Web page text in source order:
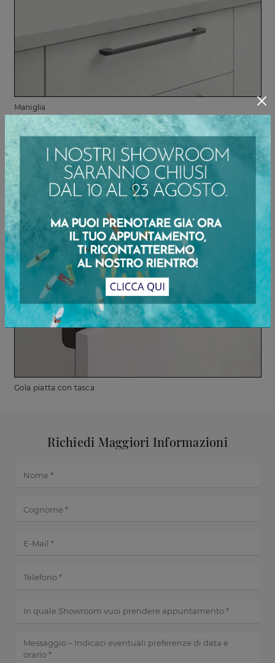
Maniglia
Gola Scavata
Gola piatta con tasca
Richiedi Maggiori Informazioni